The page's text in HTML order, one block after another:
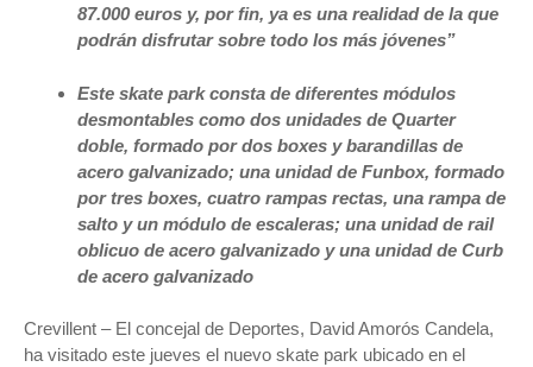
87.000 euros y, por fin, ya es una realidad de la que
podrán disfrutar sobre todo los más jóvenes”
Este skate park consta de diferentes módulos
desmontables como dos unidades de Quarter
doble, formado por dos boxes y barandillas de
acero galvanizado; una unidad de Funbox, formado
por tres boxes, cuatro rampas rectas, una rampa de
salto y un módulo de escaleras; una unidad de rail
oblicuo de acero galvanizado y una unidad de Curb
de acero galvanizado
Crevillent – El concejal de Deportes, David Amorós Candela,
ha visitado este jueves el nuevo skate park ubicado en el